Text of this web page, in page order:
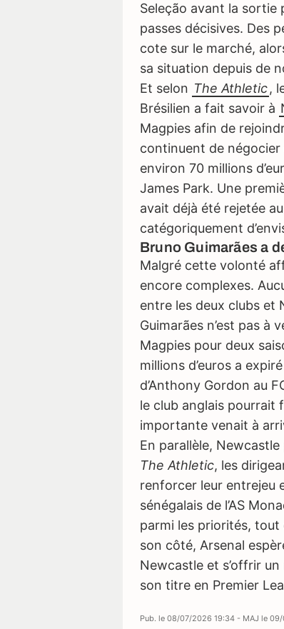
Seleção avant la sortie
passes décisives. Des
cote sur le marché,
sa situation depuis de
Cette vidéo est bloquée
Mercato
Et selon The Athletic,
Brésilien a fait savoir à
Magpies afin de
continuent de
environ 70 millions
James Park. Une
avait déjà été rejetée
catégoriquement
Bruno Guimarães a
Malgré cette volonté
encore complexes.
entre les deux clubs et
Guimarães n’est pas à
Magpies pour deux
millions d’euros a
d’Anthony Gordon au
le club anglais pourrait
importante venait à
En parallèle, Newcastle
The Athletic, les
renforcer leur entrejeu
sénégalais de l’AS
parmi les priorités, tout
son côté, Arsenal
Newcastle et s’offrir
son titre en Premier
Pub. le 08/07/2026 19:34 - MAJ le 09/